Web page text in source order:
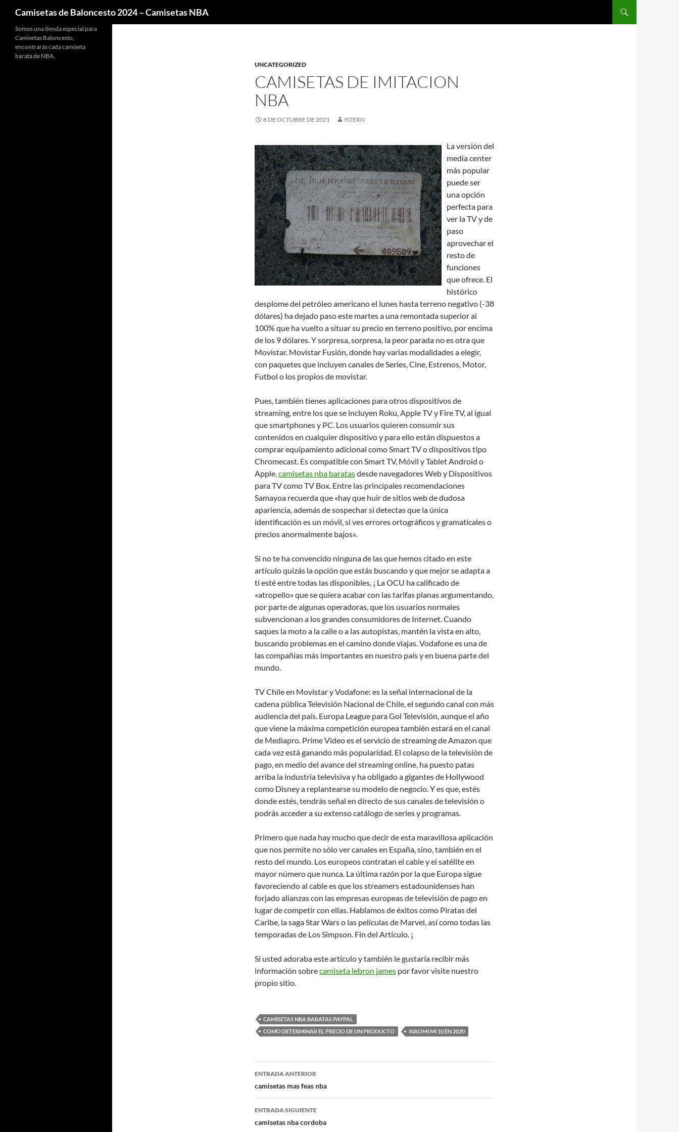
Camisetas de Baloncesto 2024 – Camisetas NBA
UNCATEGORIZED
CAMISETAS DE IMITACION
NBA
8 DE OCTUBRE DE 2021 ISTERN
La versión del
media center
más popular
puede ser
una opción
perfecta para
ver la TV y de
paso
aprovechar el
resto de
funciones
que ofrece. El
histórico
desplome del petróleo americano el lunes hasta terreno negativo (-38
dólares) ha dejado paso este martes a una remontada superior al
100% que ha vuelto a situar su precio en terreno positivo, por encima
de los 9 dólares. Y sorpresa, sorpresa, la peor parada no es otra que
Movistar. Movistar Fusión, donde hay varias modalidades a elegir,
con paquetes que incluyen canales de Series, Cine, Estrenos, Motor,
Futbol o los propios de movistar.
Pues, también tienes aplicaciones para otros dispositivos de
streaming, entre los que se incluyen Roku, Apple TV y Fire TV, al igual
que smartphones y PC. Los usuarios quieren consumir sus
contenidos en cualquier dispositivo y para ello están dispuestos a
comprar equipamiento adicional como Smart TV o dispositivos tipo
Chromecast. Es compatible con Smart TV, Móvil y Tablet Android o
Apple,camisetas nba baratasdesde navegadores Web y Dispositivos
para TV como TV Box. Entre las principales recomendaciones
Samayoa recuerda que «hay que huir de sitios web de dudosa
apariencia, además de sospechar si detectas que la única
identificación es un móvil, si ves errores ortográficos y gramaticales o
precios anormalmente bajos».
Si no te ha convencido ninguna de las que hemos citado en este
artículo quizás la opción que estás buscando y que mejor se adapta a
ti esté entre todas las disponibles, ¡ La OCU ha calificado de
«atropello» que se quiera acabar con las tarifas planas argumentando,
por parte de algunas operadoras, que los usuarios normales
subvencionan a los grandes consumidores de Internet. Cuando
saques la moto a la calle o a las autopistas, mantén la vista en alto,
buscando problemas en el camino donde viajas. Vodafone es una de
las compañías más importantes en nuestro país y en buena parte del
mundo.
TV Chile en Movistar y Vodafone: es la señal internacional de la
cadena pública Televisión Nacional de Chile, el segundo canal con más
audiencia del país. Europa League para Gol Televisión, aunque el año
que viene la máxima competición europea también estará en el canal
de Mediapro. Prime Video es el servicio de streaming de Amazon que
cada vez está ganando más popularidad. El colapso de la televisión de
pago, en medio del avance del streaming online, ha puesto patas
arriba la industria televisiva y ha obligado a gigantes de Hollywood
como Disney a replantearse su modelo de negocio. Y es que, estés
donde estés, tendrás señal en directo de sus canales de televisión o
podrás acceder a su extenso catálogo de series y programas.
Primero que nada hay mucho que decir de esta maravillosa aplicación
que nos permite no sólo ver canales en España, sino, también en el
resto del mundo. Los europeos contratan el cable y el satélite en
mayor número que nunca. La última razón por la que Europa sigue
favoreciendo al cable es que los streamers estadounidenses han
forjado alianzas con las empresas europeas de televisión de pago en
lugar de competir con ellas. Hablamos de éxitos como Piratas del
Caribe, la saga Star Wars o las películas de Marvel, así como todas las
temporadas de Los Simpson. Fin del Artículo. ¡
Si usted adoraba este artículo y también le gustaría recibir más
información sobrecamiseta lebron james por favor visite nuestro
propio sitio.
CAMISETAS NBA BARATAS PAYPAL
COMO DETERMINAR EL PRECIO DE UN PRODUCTO
XIAOMI MI 10 EN 2020
Navegación
de
entradas
ENTRADA ANTERIOR
camisetas mas feas nba
ENTRADA SIGUIENTE
camisetas nba cordoba
Somos una tienda especial para
Camisetas Baloncesto,
encontrarás cada camiseta
barata de NBA.